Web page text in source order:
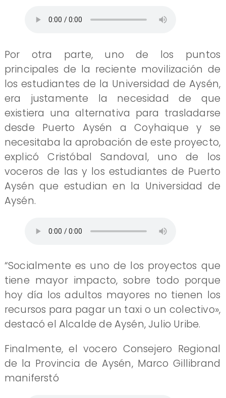
Por otra parte, uno de los puntos
principales de la reciente movilización de
los estudiantes de la Universidad de Aysén,
era justamente la necesidad de que
existiera una alternativa para trasladarse
desde Puerto Aysén a Coyhaique y se
necesitaba la aprobación de este proyecto,
explicó Cristóbal Sandoval, uno de los
voceros de las y los estudiantes de Puerto
Aysén que estudian en la Universidad de
Aysén.
“Socialmente es uno de los proyectos que
tiene mayor impacto, sobre todo porque
hoy día los adultos mayores no tienen los
recursos para pagar un taxi o un colectivo»,
destacó el Alcalde de Aysén, Julio Uribe.
Finalmente, el vocero Consejero Regional
de la Provincia de Aysén, Marco Gillibrand
maniferstó